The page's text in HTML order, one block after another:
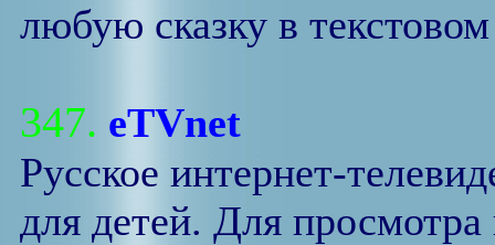
любую сказку в
347. eTVnet
Русское интернет-
для детей. Для